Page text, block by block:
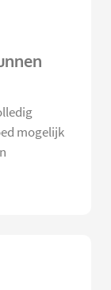
mogelijk